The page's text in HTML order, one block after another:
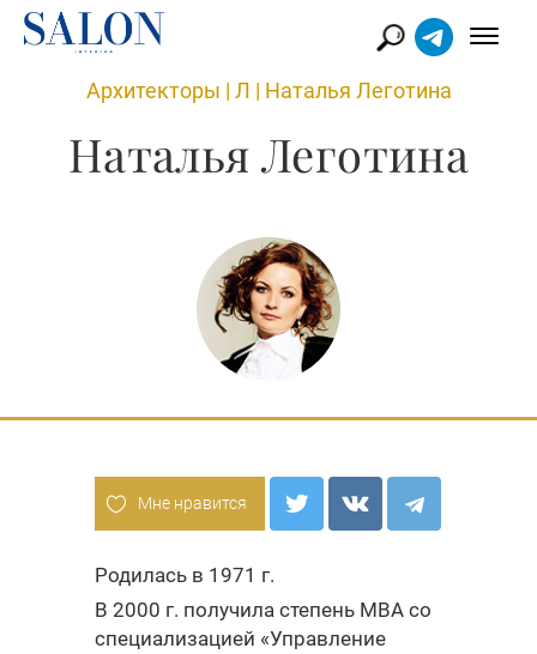
Архитекторы | Л | Наталья Леготина
Наталья Леготина
Мне нравится
Родилась в 1971 г.
В 2000 г. получила степень МВА со
специализацией «Управление